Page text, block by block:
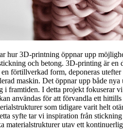
hur 3D-printning öppnar upp
och betong. 3D-printing är en
förtillverkad form, deponeras
maskin. Det öppnar upp både
i framtiden. I detta projekt fokuserar
användas för att förvandla ett
som tidigare varit helt
syfte tar vi inspiration från
materialstrukturer utav ett